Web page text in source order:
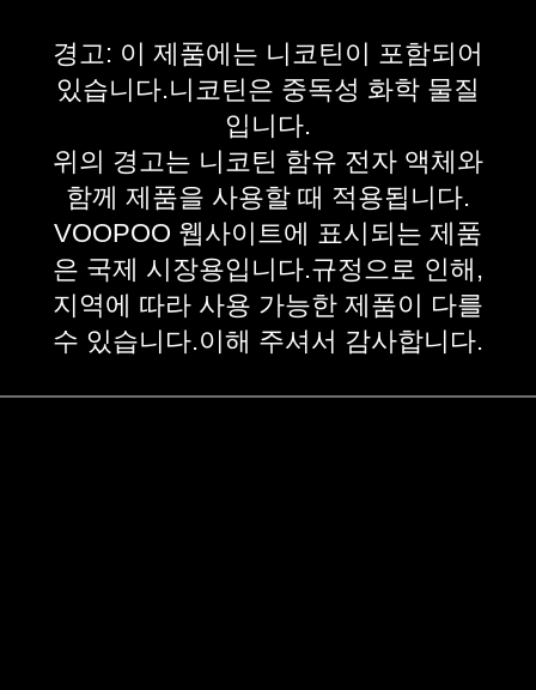
경고: 이 제품에는 니코틴이 포함되어
있습니다.니코틴은 중독성 화학 물질
입니다.
위의 경고는 니코틴 함유 전자 액체와
함께 제품을 사용할 때 적용됩니다.
VOOPOO 웹사이트에 표시되는 제품
은 국제 시장용입니다.규정으로 인해,
지역에 따라 사용 가능한 제품이 다를
수 있습니다.이해 주셔서 감사합니다.